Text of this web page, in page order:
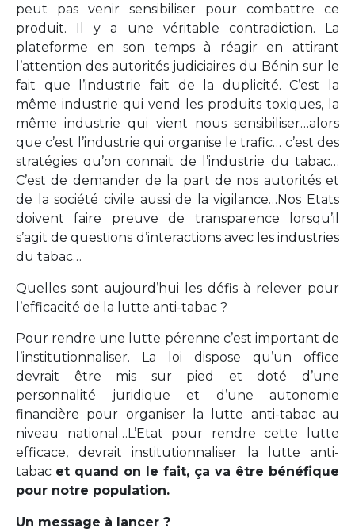
peut pas venir sensibiliser pour combattre ce
produit. Il y a une véritable contradiction. La
plateforme en son temps à réagir en attirant
l’attention des autorités judiciaires du Bénin sur le
fait que l’industrie fait de la duplicité. C’est la
même industrie qui vend les produits toxiques, la
même industrie qui vient nous sensibiliser…alors
que c’est l’industrie qui organise le trafic… c’est des
stratégies qu’on connait de l’industrie du tabac…
C’est de demander de la part de nos autorités et
de la société civile aussi de la vigilance…Nos Etats
doivent faire preuve de transparence lorsqu’il
s’agit de questions d’interactions avec les industries
du tabac…
Quelles sont aujourd’hui les défis à relever pour
l’efficacité de la lutte anti-tabac ?
Pour rendre une lutte pérenne c’est important de
l’institutionnaliser. La loi dispose qu’un office
devrait être mis sur pied et doté d’une
personnalité juridique et d’une autonomie
financière pour organiser la lutte anti-tabac au
niveau national…L’Etat pour rendre cette lutte
efficace, devrait institutionnaliser la lutte anti-
tabac et quand on le fait, ça va être bénéfique
pour notre population.
Un message à lancer ?